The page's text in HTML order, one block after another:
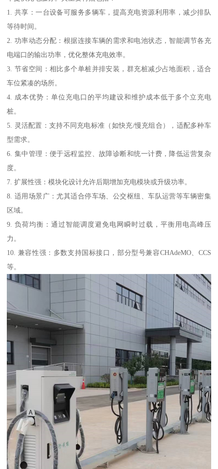
1. 共享：一台设备可服务多辆车，提高充电资源利用率，减少排队
等待时间。
2. 功率动态分配：根据连接车辆的需求和电池状态，智能调节各充
电端口的输出功率，优化整体充电效率。
3. 节省空间：相比多个单桩并排安装，群充桩减少占地面积，适合
车位紧凑的场所。
4. 成本优势：单位充电口的平均建设和维护成本低于多个立充电
桩。
5. 灵活配置：支持不同充电标准（如快充/慢充组合），适配多种车
型需求。
6. 集中管理：便于远程监控、故障诊断和统一计费，降低运营复杂
度。
7. 扩展性强：模块化设计允许后期增加充电模块或升级功率。
8. 适用场景广：尤其适合停车场、公交枢纽、车队运营等车辆密集
区域。
9. 负荷均衡：通过智能调度避免电网瞬时过载，平衡用电高峰压
力。
10. 兼容性强：多数支持国标接口，部分型号兼容CHAdeMO、CCS
等。